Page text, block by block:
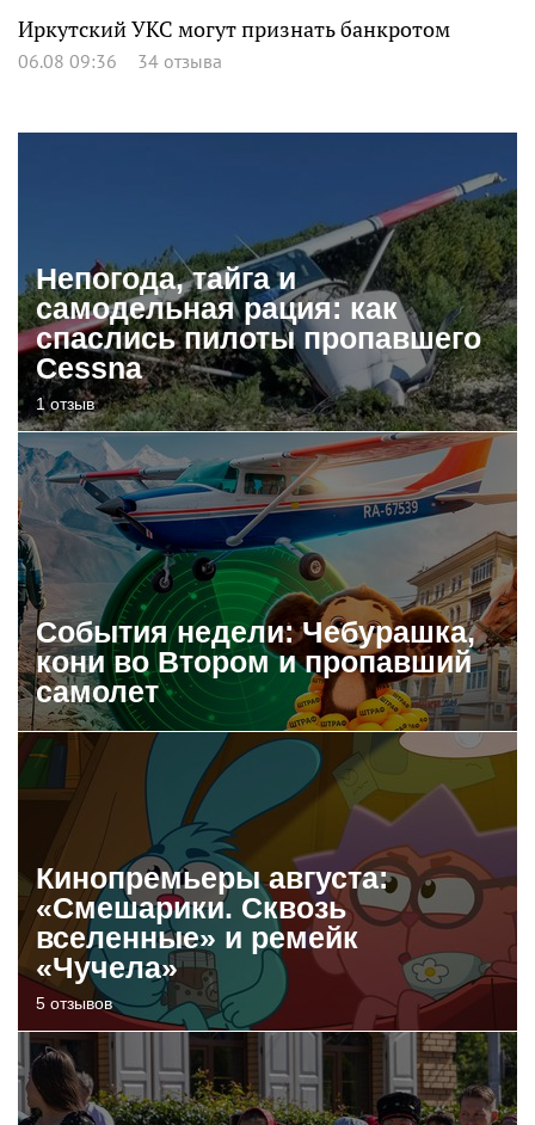
Иркутский УКС могут признать банкротом
06.08 09:36 34 отзыва
Непогода, тайга и
самодельная рация: как
спаслись пилоты пропавшего
Cessna
1 отзыв
События недели: Чебурашка,
кони во Втором и пропавший
самолет
Кинопремьеры августа:
«Смешарики. Сквозь
вселенные» и ремейк
«Чучела»
5 отзывов